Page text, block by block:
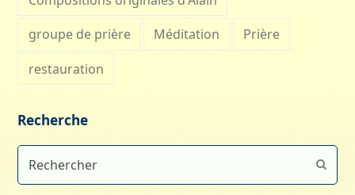
groupe de prière
Méditation
Prière
restauration
Recherche
Rechercher